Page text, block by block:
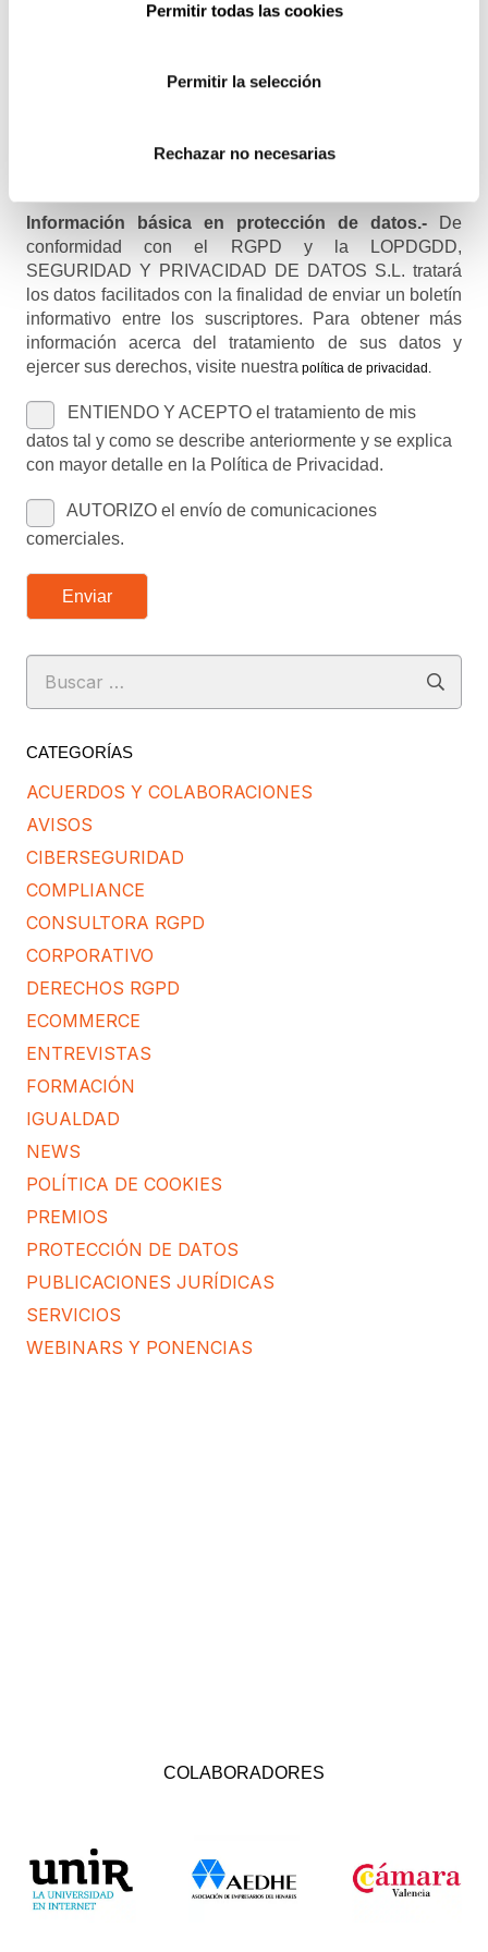
Permitir todas las cookies
Permitir la selección
Rechazar no necesarias
Recibirás un correo para confirmar la suscripción
Información básica en protección de datos.- De
conformidad con el RGPD y la LOPDGDD,
SEGURIDAD Y PRIVACIDAD DE DATOS S.L. tratará
los datos facilitados con la finalidad de enviar un boletín
informativo entre los suscriptores. Para obtener más
información acerca del tratamiento de sus datos y
ejercer sus derechos, visite nuestra política de privacidad .
ENTIENDO Y ACEPTO el tratamiento de mis
datos tal y como se describe anteriormente y se explica
con mayor detalle en la Política de Privacidad.
AUTORIZO el envío de comunicaciones
comerciales.
Enviar
Buscar:
CATEGORÍAS
ACUERDOS Y COLABORACIONES
AVISOS
CIBERSEGURIDAD
COMPLIANCE
CONSULTORA RGPD
CORPORATIVO
DERECHOS RGPD
ECOMMERCE
ENTREVISTAS
FORMACIÓN
IGUALDAD
NEWS
POLÍTICA DE COOKIES
PREMIOS
PROTECCIÓN DE DATOS
PUBLICACIONES JURÍDICAS
SERVICIOS
WEBINARS Y PONENCIAS
COLABORADORES